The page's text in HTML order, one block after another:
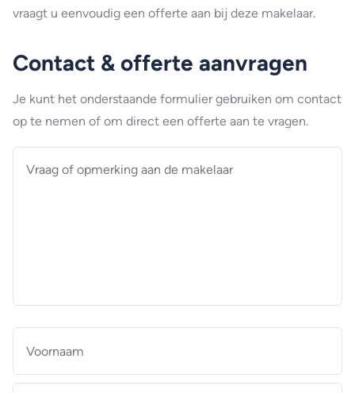
vraagt u eenvoudig een offerte aan bij deze makelaar.
Contact & offerte aanvragen
Je kunt het onderstaande formulier gebruiken om contact
op te nemen of om direct een offerte aan te vragen.